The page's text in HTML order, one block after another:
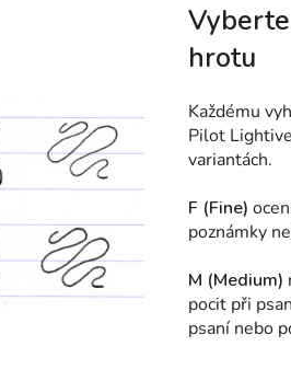
hrotu
Každému
Pilot
variantách.
F (Fine)
poznámky
M (Medium)
pocit při
psaní nebo